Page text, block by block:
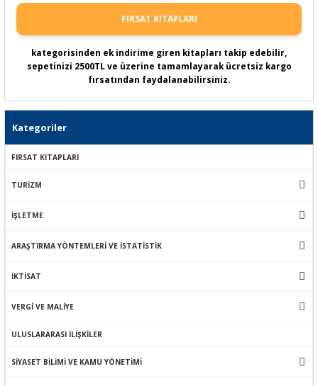
FIRSAT KİTAPLARI
kategorisinden ek indirime giren kitapları takip edebilir,
sepetinizi 2500TL ve üzerine tamamlayarak ücretsiz kargo
fırsatından faydalanabilirsiniz.
Kategoriler
FIRSAT KİTAPLARI
TURİZM
İŞLETME
ARAŞTIRMA YÖNTEMLERİ VE İSTATİSTİK
İKTİSAT
VERGİ VE MALİYE
ULUSLARARASI İLİŞKİLER
SİYASET BİLİMİ VE KAMU YÖNETİMİ